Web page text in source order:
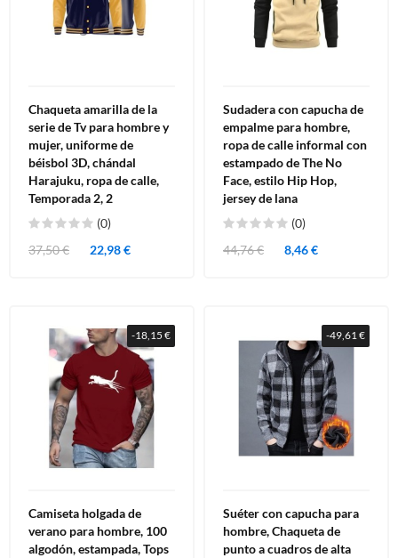
Chaqueta amarilla de la
serie de Tv para hombre y
mujer, uniforme de
béisbol 3D, chándal
Harajuku, ropa de calle,
Temporada 2, 2
(0)
37,50 €
22,98 €
Sudadera con capucha de
empalme para hombre,
ropa de calle informal con
estampado de The No
Face, estilo Hip Hop,
jersey de lana
(0)
44,76 €
8,46 €
-18,15 €
Camiseta holgada de
verano para hombre, 100
algodón, estampada, Tops
-49,61 €
Suéter con capucha para
hombre, Chaqueta de
punto a cuadros de alta